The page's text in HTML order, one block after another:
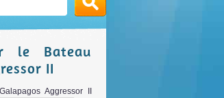
le Bateau
II
Aggressor II